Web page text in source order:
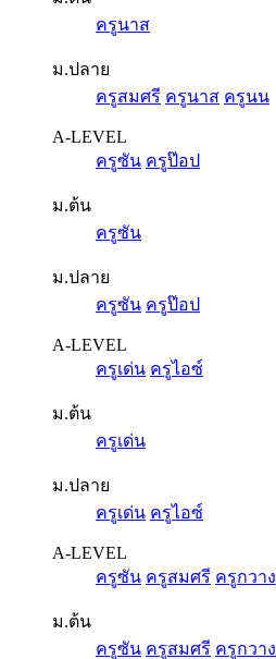
ครูนาส
ม.ปลาย
ครูสมศรี ครูนาส ครูนน
A-LEVEL
ครูซัน ครูป๊อป
ม.ต้น
ครูซัน
ม.ปลาย
ครูซัน ครูป๊อป
A-LEVEL
ครูเด่น ครูไอซ์
ม.ต้น
ครูเด่น
ม.ปลาย
ครูเด่น ครูไอซ์
A-LEVEL
ครูซัน ครูสมศรี ครูกวาง
ม.ต้น
ครูซัน ครูสมศรี ครูกวาง